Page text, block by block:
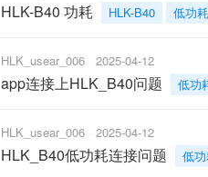
HLK-B40 功耗 HLK-B40 低功耗
HLK_usear_006 2025-04-12
app连接上HLK_B40问题 低功
HLK_usear_006 2025-04-12
HLK_B40低功耗连接问题 低